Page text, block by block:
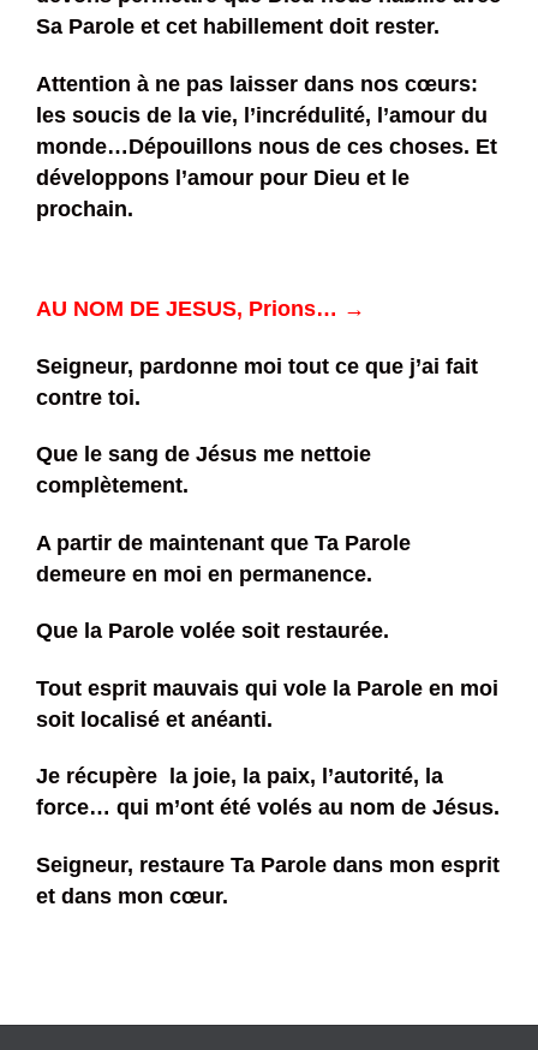
Sa Parole et cet habillement doit rester.
Attention à ne pas laisser dans nos cœurs:
les soucis de la vie, l’incrédulité, l’amour du
monde…Dépouillons nous de ces choses. Et
développons l’amour pour Dieu et le
prochain.
AU NOM DE JESUS, Prions… →
Seigneur, pardonne moi tout ce que j’ai fait
contre toi.
Que le sang de Jésus me nettoie
complètement.
A partir de maintenant que Ta Parole
demeure en moi en permanence.
Que la Parole volée soit restaurée.
Tout esprit mauvais qui vole la Parole en moi
soit localisé et anéanti.
Je récupère la joie, la paix, l’autorité, la
force… qui m’ont été volés au nom de Jésus.
Seigneur, restaure Ta Parole dans mon esprit
et dans mon cœur.